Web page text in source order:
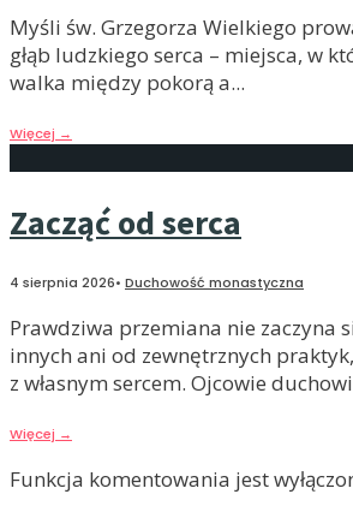
Myśli św. Grzegorza Wielkiego
głąb ludzkiego serca – miejsca, w
walka między pokorą a...
Więcej →
Zacząć od serca
4 sierpnia 2026• Duchowość monastyczna
Prawdziwa przemiana nie zaczyna
innych ani od zewnętrznych
z własnym sercem. Ojcowie duchowi
Więcej →
Funkcja komentowania jest